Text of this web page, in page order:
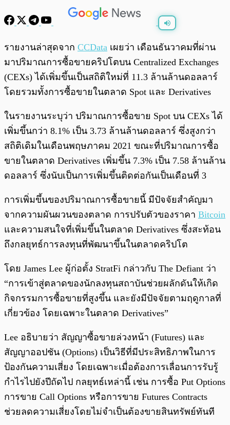
พร้อมเล่น /0:00
รายงานล่าสุดจาก CCData เผยว่า เดือนธันวาคมที่ผ่าน
มาปริมาณการซื้อขายคริปโตบน Centralized Exchanges
(CEXs) ได้เพิ่มขึ้นเป็นสถิติใหม่ที่ 11.3 ล้านล้านดอลลาร์
โดยรวมทั้งการซื้อขายในตลาด Spot และ Derivatives
ในรายงานระบุว่า ปริมาณการซื้อขาย Spot บน CEXs ได้
เพิ่มขึ้นกว่า 8.1% เป็น 3.73 ล้านล้านดอลลาร์ ซึ่งสูงกว่า
สถิติเดิมในเดือนพฤษภาคม 2021 ขณะที่ปริมาณการซื้อ
ขายในตลาด Derivatives เพิ่มขึ้น 7.3% เป็น 7.58 ล้านล้าน
ดอลลาร์ ซึ่งนับเป็นการเพิ่มขึ้นติดต่อกันเป็นเดือนที่ 3
การเพิ่มขึ้นของปริมาณการซื้อขายนี้ มีปัจจัยสำคัญมา
จากความผันผวนของตลาด การปรับตัวของราคา Bitcoin
และความสนใจที่เพิ่มขึ้นในตลาด Derivatives ซึ่งสะท้อน
ถึงกลยุทธ์การลงทุนที่พัฒนาขึ้นในตลาดคริปโต
โดย James Lee ผู้ก่อตั้ง StratFi กล่าวกับ The Defiant ว่า
“การเข้าสู่ตลาดของนักลงทุนสถาบันช่วยผลักดันให้เกิด
กิจกรรมการซื้อขายที่สูงขึ้น และยังมีปัจจัยตามฤดูกาลที่
เกี่ยวข้อง โดยเฉพาะในตลาด Derivatives”
Lee อธิบายว่า สัญญาซื้อขายล่วงหน้า (Futures) และ
สัญญาออปชัน (Options) เป็นวิธีที่มีประสิทธิภาพในการ
ป้องกันความเสี่ยง โดยเฉพาะเมื่อต้องการเลื่อนการรับรู้
กำไรไปยังปีถัดไป กลยุทธ์เหล่านี้ เช่น การซื้อ Put Options
การขาย Call Options หรือการขาย Futures Contracts
ช่วยลดความเสี่ยงโดยไม่จำเป็นต้องขายสินทรัพย์ทันที